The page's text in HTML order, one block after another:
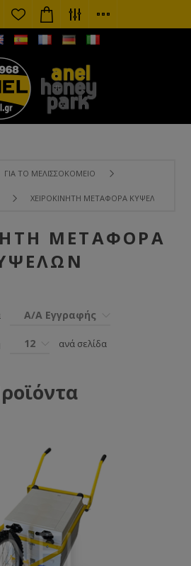
ΓΙΑ ΤΟ ΜΕΛΙΣΣΟΚΟΜΕΊΟ
ΧΕΙΡΟΚΊΝΗΤΗ ΜΕΤΑΦΟΡΆ ΚΥΨΕΛΏΝ
ΜΕΤΑΦΟΡΆ
Α/Α Εγγραφής
12 ανά σελίδα